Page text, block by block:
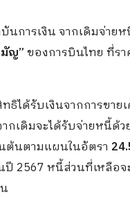
นการเงิน จากเดิมจ่า
ญ”ของการบินไทย ที่รา
ได้รับเงินจากการขา
กเดิมจะได้รับจ่ายหนี้
ต้นตามแผนในอัตรา
2567 หนี้ส่วนที่เหลือ